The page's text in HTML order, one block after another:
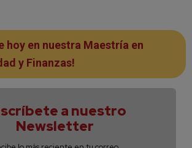
hoy en nuestra Maestría en
y Finanzas!